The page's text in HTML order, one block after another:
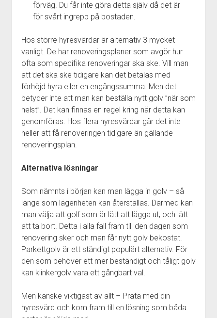
förväg. Du får inte göra detta själv då det är
för svårt ingrepp på bostaden.
Hos större hyresvärdar är alternativ 3 mycket
vanligt. De har renoveringsplaner som avgör hur
ofta som specifika renoveringar ska ske. Vill man
att det ska ske tidigare kan det betalas med
förhöjd hyra eller en engångssumma. Men det
betyder inte att man kan beställa nytt golv ”när som
helst”. Det kan finnas en regel kring när detta kan
genomföras. Hos flera hyresvärdar går det inte
heller att få renoveringen tidigare än gällande
renoveringsplan.
Alternativa lösningar
Som nämnts i början kan man lägga in golv – så
länge som lägenheten kan återställas. Därmed kan
man välja att golf som är lätt att lägga ut, och lätt
att ta bort. Detta i alla fall fram till den dagen som
renovering sker och man får nytt golv bekostat.
Parkettgolv är ett ständigt populärt alternativ. För
den som behöver ett mer beständigt och tåligt golv
kan klinkergolv vara ett gångbart val.
Men kanske viktigast av allt – Prata med din
hyresvärd och kom fram till en lösning som båda